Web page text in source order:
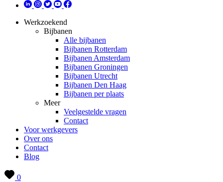
Werkzoekend
Bijbanen
Alle bijbanen
Bijbanen Rotterdam
Bijbanen Amsterdam
Bijbanen Groningen
Bijbanen Utrecht
Bijbanen Den Haag
Bijbanen per plaats
Meer
Veelgestelde vragen
Contact
Voor werkgevers
Over ons
Contact
Blog
0